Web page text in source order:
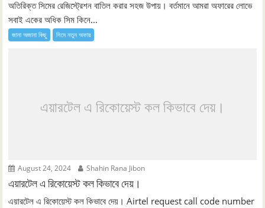
অতিরিক্ত সিমের রেজিস্ট্রেশন বাতিল করার সহজ উপায়। বর্তমানে আমরা অফারের লোভে
সবাই একের অধিক সিম কিনে...
জানা অজানা কিছু সিমে নতুন ‍অফার
এয়ারটেল এ রিকোয়েস্ট কল কিভাবে দেয়।
August 24, 2024 Shahin Rana Jibon
এয়ারটেল এ রিকোয়েস্ট কল কিভাবে দেয়।
এয়ারটেল এ রিকোয়েস্ট কল কিভাবে দেয়। Airtel request call code number